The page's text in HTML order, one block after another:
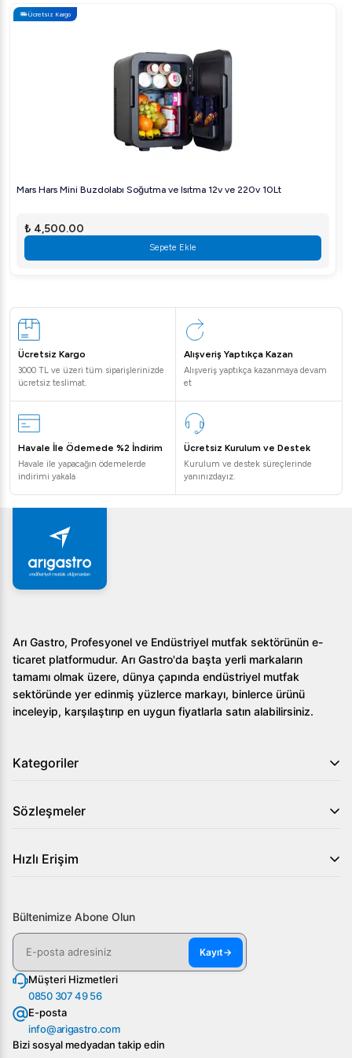
Bravilor Bonamat THa ile işletmeniz için mükemmel kahve
Ücretsiz Kargo
Mars Hars Mini Buzdolabı Soğutma ve Isıtma 12v ve 220v 10Lt
₺ 4,500.00
Sepete Ekle
Ücretsiz Kargo
3000 TL ve üzeri tüm siparişlerinizde
ücretsiz teslimat.
Alışveriş Yaptıkça Kazan
Alışveriş yaptıkça kazanmaya devam
et
Havale İle Ödemede %2 İndirim
Havale ile yapacağın ödemelerde
indirimi yakala
Ücretsiz Kurulum ve Destek
Kurulum ve destek süreçlerinde
yanınızdayız.
Arı Gastro, Profesyonel ve Endüstriyel mutfak sektörünün e-
ticaret platformudur. Arı Gastro'da başta yerli markaların
tamamı olmak üzere, dünya çapında endüstriyel mutfak
sektöründe yer edinmiş yüzlerce markayı, binlerce ürünü
inceleyip, karşılaştırıp en uygun fiyatlarla satın alabilirsiniz.
Kategoriler
Sözleşmeler
Hızlı Erişim
Bültenimize Abone Olun
Kayıt→
Müşteri Hizmetleri
0850 307 49 56
E-posta
info@arigastro.com
Bizi sosyal medyadan takip edin